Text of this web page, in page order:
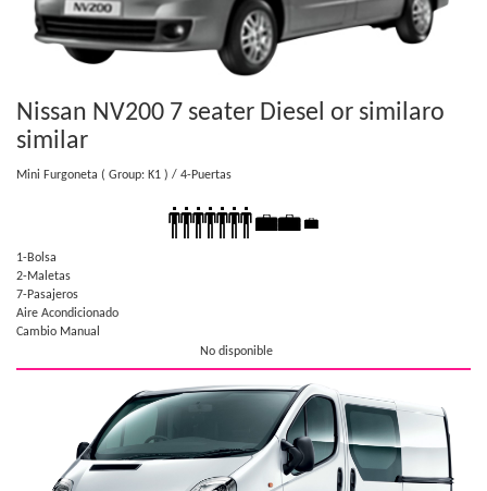
Nissan NV200 7 seater Diesel or similaro
similar
Mini Furgoneta ( Group: K1 ) / 4-Puertas
1-Bolsa
2-Maletas
7-Pasajeros
Aire Acondicionado
Cambio Manual
No disponible